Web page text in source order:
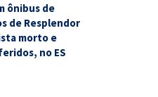
ônibus de
de Resplendor
morto e
no ES